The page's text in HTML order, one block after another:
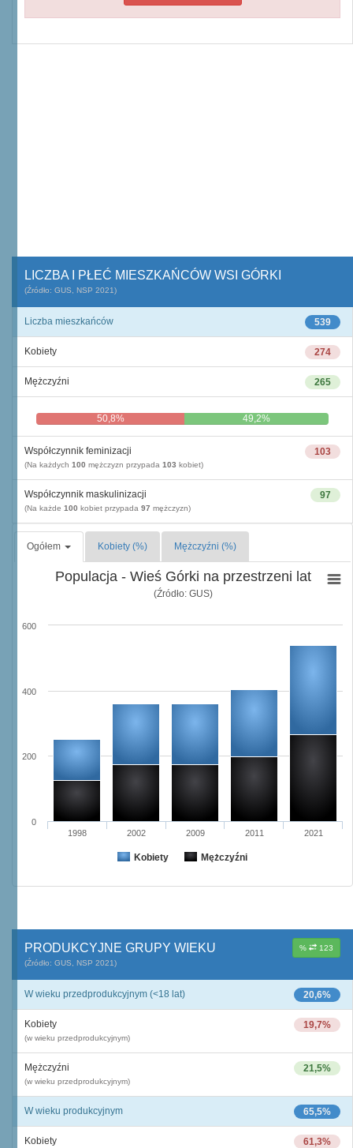
LICZBA I PŁEĆ MIESZKAŃCÓW WSI GÓRKI
(Źródło: GUS, NSP 2021)
539
Liczba mieszkańców
274
Kobiety
265
Mężczyźni
50,8% 49,2%
103
Współczynnik feminizacji
(Na każdych 100 mężczyzn przypada 103 kobiet)
97
Współczynnik maskulinizacji
(Na każde 100 kobiet przypada 97 mężczyzn)
Ogółem Kobiety (%) Mężczyźni (%)
Populacja - Wieś Górki na przestrzeni lat
(Źródło: GUS)
Kobiety Mężczyźni
1998 2002 2009 2011 2021
0
200
400
600
% 123
PRODUKCYJNE GRUPY WIEKU
(Źródło: GUS, NSP 2021)
20,6%
W wieku przedprodukcyjnym (<18 lat)
19,7%
Kobiety
(w wieku przedprodukcyjnym)
21,5%
Mężczyźni
(w wieku przedprodukcyjnym)
65,5%
W wieku produkcyjnym
61,3%
Kobiety